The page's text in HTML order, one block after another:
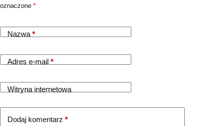
oznaczone *
Nazwa*
Adres e-mail *
Witryna internetowa
Dodaj komentarz *